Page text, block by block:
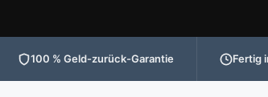
100 % Geld-zurück-Garantie Fertig